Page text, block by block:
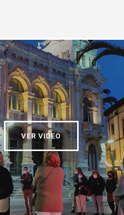
VER VIDEO